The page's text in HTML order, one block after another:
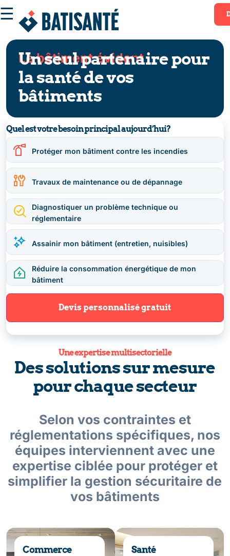
Le bâtiment évident
Un seul partenaire pour
la santé de vos
bâtiments
Quel est votre besoin principal aujourd’hui?​
Protéger mon bâtiment contre les incendies
Travaux de maintenance ou de dépannage
Diagnostiquer un problème technique ou
réglementaire
Assainir mon bâtiment (entretien, nuisibles)
Réduire la consommation énergétique de mon
bâtiment
Une expertise multisectorielle
Des solutions sur mesure
pour chaque secteur
Selon vos contraintes et
réglementations spécifiques, nos
équipes interviennent avec une
expertise ciblée pour protéger et
simplifier la gestion sécuritaire de
vos bâtiments
Commerce Santé